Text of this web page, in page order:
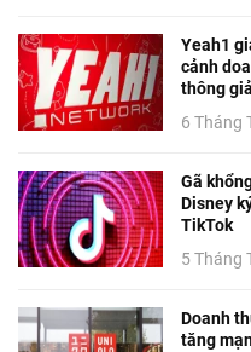
Yeah1
cảnh
thông
6 Tháng
Gã
Disney
TikTok
5 Tháng
Doanh
tăng